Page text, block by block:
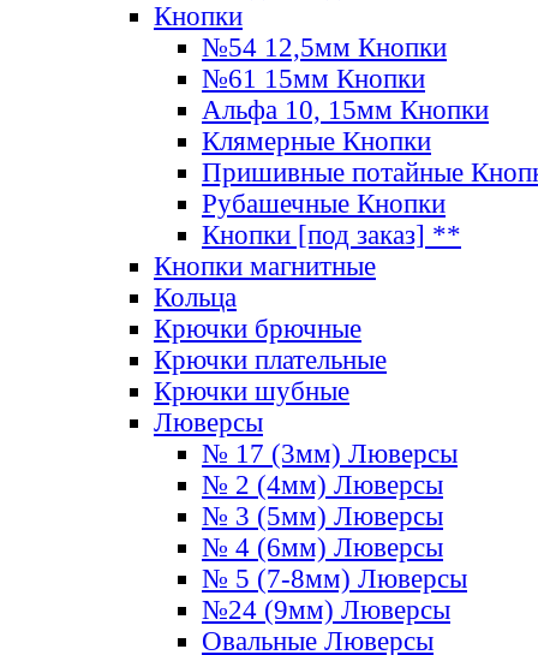
Кнопки
№54 12,5мм Кнопки
№61 15мм Кнопки
Альфа 10, 15мм Кнопки
Клямерные Кнопки
Пришивные потайные
Рубашечные Кнопки
Кнопки [под заказ] **
Кнопки магнитные
Кольца
Крючки брючные
Крючки плательные
Крючки шубные
Люверсы
№ 17 (3мм) Люверсы
№ 2 (4мм) Люверсы
№ 3 (5мм) Люверсы
№ 4 (6мм) Люверсы
№ 5 (7-8мм) Люверсы
№24 (9мм) Люверсы
Овальные Люверсы